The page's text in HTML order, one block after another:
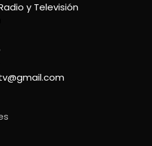
y Televisión